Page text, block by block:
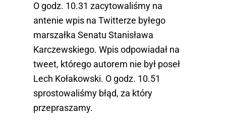
O godz. 10.31 zacytowaliśmy na
antenie wpis na Twitterze byłego
marszałka Senatu Stanisława
Karczewskiego. Wpis odpowiadał na
tweet, którego autorem nie był poseł
Lech Kołakowski. O godz. 10.51
sprostowaliśmy błąd, za który
przepraszamy.